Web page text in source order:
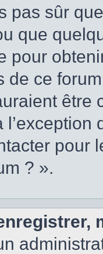
pas sûr
que
pour
de ce
être
pour
? ».